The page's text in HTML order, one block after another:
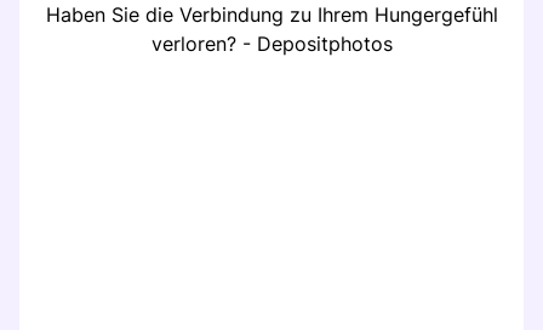
Haben Sie die Verbindung zu Ihrem Hungergefühl
verloren? - Depositphotos